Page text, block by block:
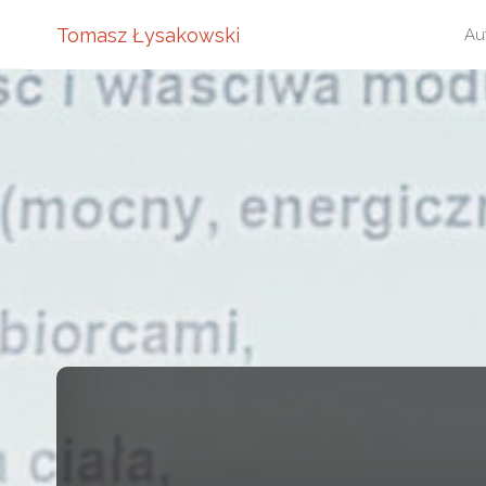
Tomasz Łysakowski
do